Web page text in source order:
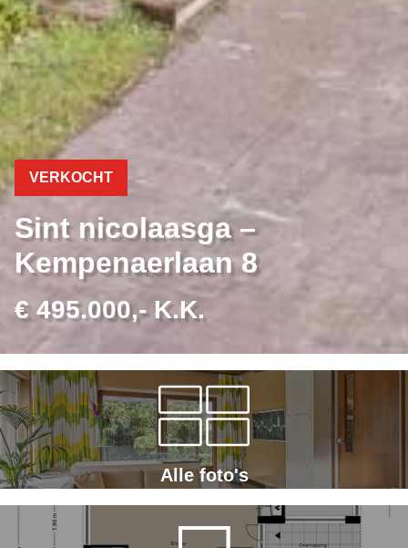
VERKOCHT
Sint nicolaasga –
Kempenaerlaan 8
€ 495.000,- K.K.
Alle foto's